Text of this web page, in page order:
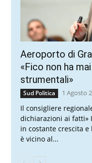
Aeroporto di
«Fico non ha
strumentali»
Sud Politica 1 Agosto
Il consigliere
dichiarazioni ai fatti»
in costante crescita e
è vicino al...